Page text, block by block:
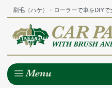
刷毛（ハケ）・ローラーで車をDIYで